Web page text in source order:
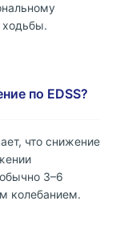
по EDSS?
что снижение
3–6
колебанием.